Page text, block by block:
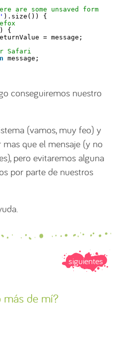
are some unsaved form
).size()) {
{
= message;
Safari
message;
conseguiremos nuestro
(vamos, muy feo) y
que el mensaje (y no
pero evitaremos alguna
por parte de nuestros
siguientes
más de mí?